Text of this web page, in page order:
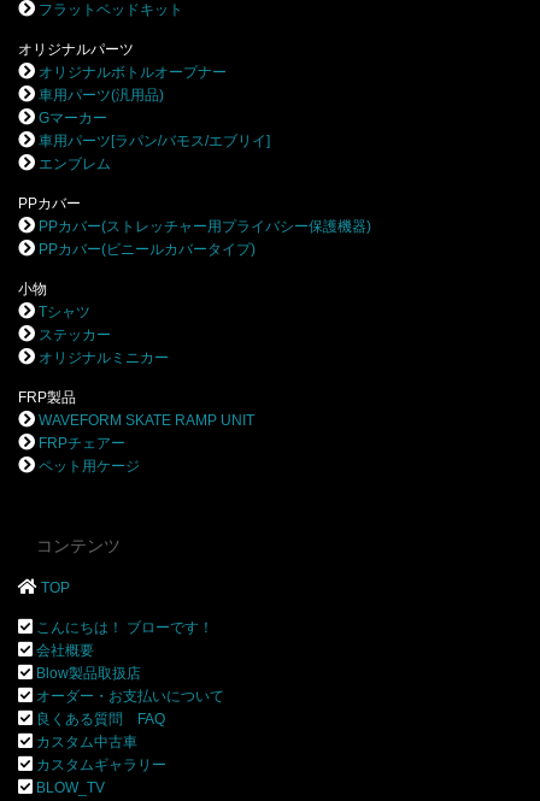
フラットベッドキット
オリジナルパーツ
オリジナルボトルオープナー
車用パーツ(汎用品)
Gマーカー
車用パーツ[ラパン/バモス/エブリイ]
エンブレム
PPカバー
PPカバー(ストレッチャー用プライバシー保護機器)
PPカバー(ビニールカバータイプ)
小物
Tシャツ
ステッカー
オリジナルミニカー
FRP製品
WAVEFORM SKATE RAMP UNIT
FRPチェアー
ペット用ケージ
コンテンツ
TOP
こんにちは！ ブローです！
会社概要
Blow製品取扱店
オーダー・お支払いについて
良くある質問 FAQ
カスタム中古車
カスタムギャラリー
BLOW_TV